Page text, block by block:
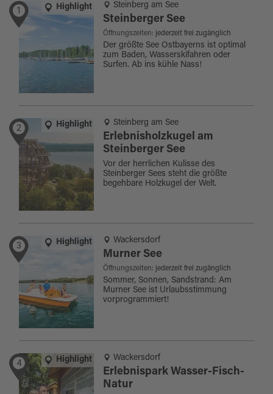
1 Highlight Steinberg am See
Steinberger See
Der größte See Ostbayerns ist optimal
zum Baden, Wasserskifahren oder
Surfen. Ab ins kühle Nass!
Öffnungszeiten: jederzeit frei zugänglich
2 Highlight Steinberg am See
Erlebnisholzkugel am
Steinberger See
Vor der herrlichen Kulisse des
Steinberger Sees steht die größte
begehbare Holzkugel der Welt.
3 Highlight Wackersdorf
Murner See
Sommer, Sonnen, Sandstrand: Am
Murner See ist Urlaubsstimmung
vorprogrammiert!
Öffnungszeiten: jederzeit frei zugänglich
4 Highlight Wackersdorf
Erlebnispark Wasser-Fisch-
Natur